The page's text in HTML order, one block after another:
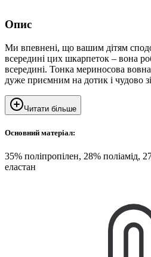
Опис
Ми впевнені, що вашим дітям
всередині цих шкарпеток – вона
всередині. Тонка мериносова
дуже приємним на дотик і чудово
Читати більше
Основний матеріал:
35% поліпропілен, 28% поліамід,
еластан